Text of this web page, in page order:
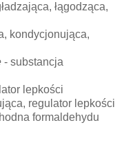
łągodząca,
kondycjonująca,
- substancja
lepkości
regulator lepkości
formaldehydu